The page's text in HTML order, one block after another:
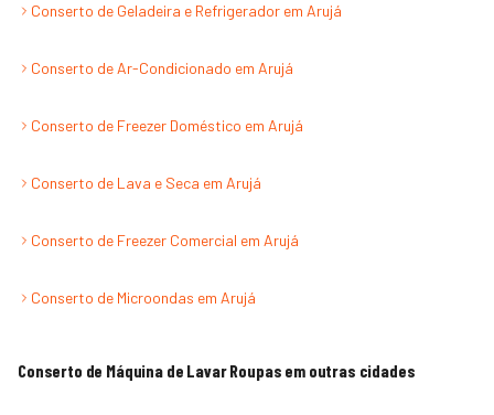
Conserto de Geladeira e Refrigerador em Arujá
Conserto de Ar-Condicionado em Arujá
Conserto de Freezer Doméstico em Arujá
Conserto de Lava e Seca em Arujá
Conserto de Freezer Comercial em Arujá
Conserto de Microondas em Arujá
Conserto de Máquina de Lavar Roupas em outras cidades